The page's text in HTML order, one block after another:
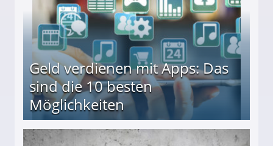
Geld verdienen mit Apps: Das
sind die 10 besten
Möglichkeiten
besten Möglichkeiten